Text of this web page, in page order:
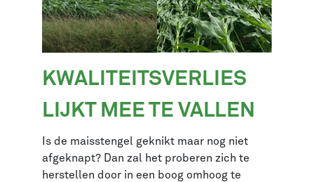
KWALITEITSVERLIES
LIJKT MEE TE VALLEN
Is de maisstengel geknikt maar nog niet
afgeknapt? Dan zal het proberen zich te
herstellen door in een boog omhoog te